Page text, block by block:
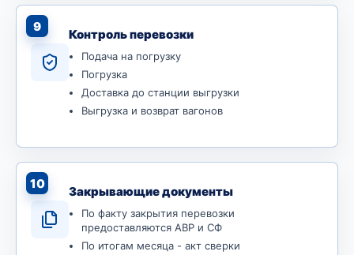
9
Контроль перевозки
Подача на погрузку
Погрузка
Доставка до станции выгрузки
Выгрузка и возврат вагонов
10
Закрывающие документы
По факту закрытия перевозки
предоставляются АВР и СФ
По итогам месяца - акт сверки